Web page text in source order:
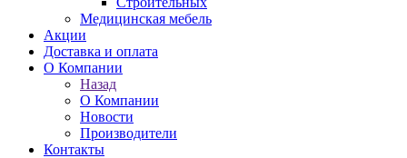
Медицинская мебель
Акции
Доставка и оплата
О Компании
Назад
О Компании
Новости
Производители
Контакты